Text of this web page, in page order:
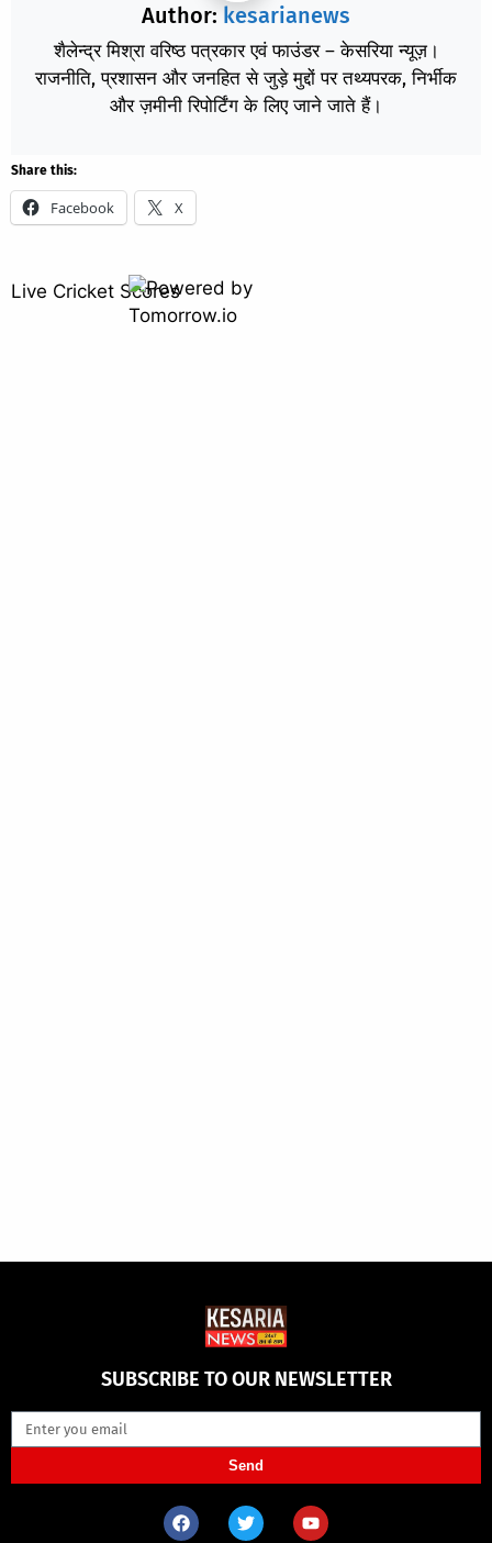
Author: kesarianews
शैलेन्द्र मिश्रा वरिष्ठ पत्रकार एवं फाउंडर – केसरिया न्यूज़।
राजनीति, प्रशासन और जनहित से जुड़े मुद्दों पर तथ्यपरक, निर्भीक
और ज़मीनी रिपोर्टिंग के लिए जाने जाते हैं।
Share this:
Facebook X
Live Cricket Scores
SUBSCRIBE TO OUR NEWSLETTER
Send